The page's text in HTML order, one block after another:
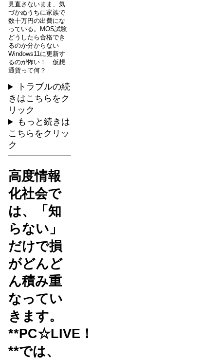
見直さないまま、気
づかぬうちに家族で
数十万円の出費にな
っている。MOS試験
どうしたら合格でき
るのか分からない
Windows11に更新す
るのが怖い！ 仮想
通貨って何？
トラブルの続
きはこちらをク
リック
もっと続きは
こちらをクリッ
ク
高度情報
化社会で
は、「知
らない」
だけで損
がどんど
ん積み重
なってい
きます。
**PC☆LIVE！
**では、